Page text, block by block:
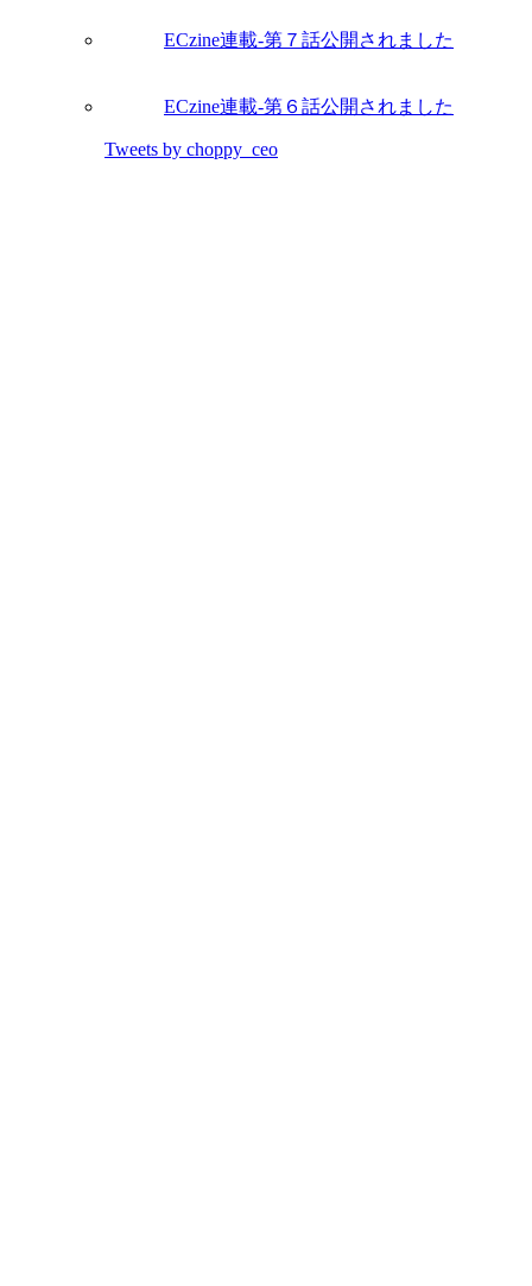
ECzine連載-第７話公開されました
ECzine連載-第６話公開されました
Tweets by choppy_ceo